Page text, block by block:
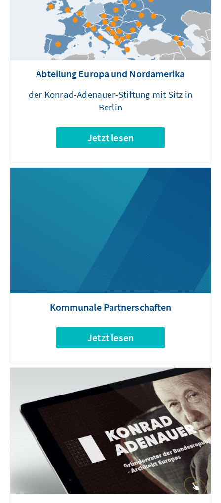
Abteilung Europa und Nordamerika
der Konrad-Adenauer-Stiftung mit Sitz in
Berlin
Jetzt lesen
Kommunale Partnerschaften
Jetzt lesen